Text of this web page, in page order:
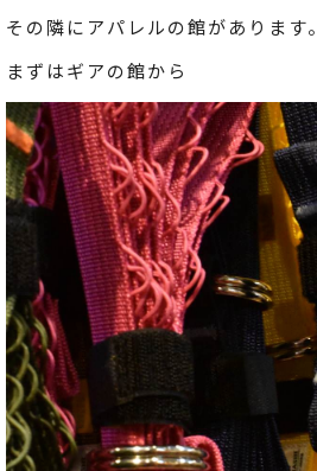
その隣にアパレルの館があります。
まずはギアの館から